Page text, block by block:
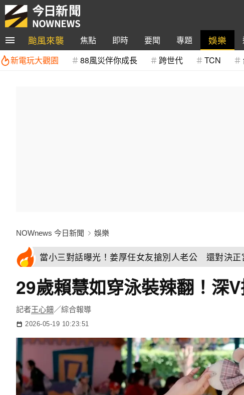
颱風來襲 焦點 即時 要聞 專題 娛樂
新電玩大觀園
88風災伴你成長 跨世代 TCN
NOWnews 今日新聞 娛樂
當小三對話曝光！姜厚任女友搶別人老公 還對決正
29歲賴慧如穿泳裝辣翻！
記者王心鈿 ／綜合報導
2026-05-19 10:23:51